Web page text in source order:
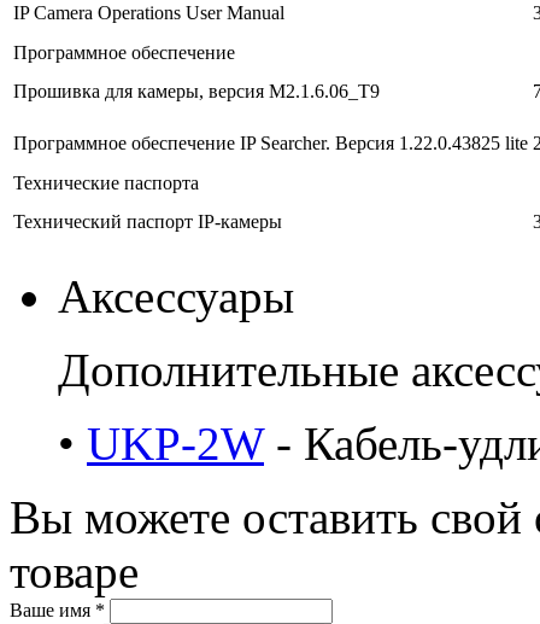
IP Camera Operations User Manual
Программное обеспечение
Прошивка для камеры, версия M2.1.6.06_T9
Программное обеспечение IP Searcher. Версия 1.22.0.43825 lite
Технические паспорта
Технический паспорт IP-камеры
Аксессуары
Дополнительные
• UKP-2W - Кабель-
Вы можете оставить свой
товаре
Ваше имя *